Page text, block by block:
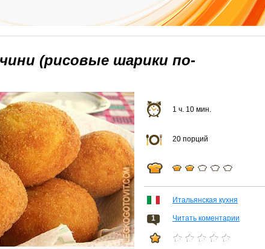
(рисовые шарики по-
1 ч. 10 мин.
20 порций
Итальянская кухня
1 Читать коментарии